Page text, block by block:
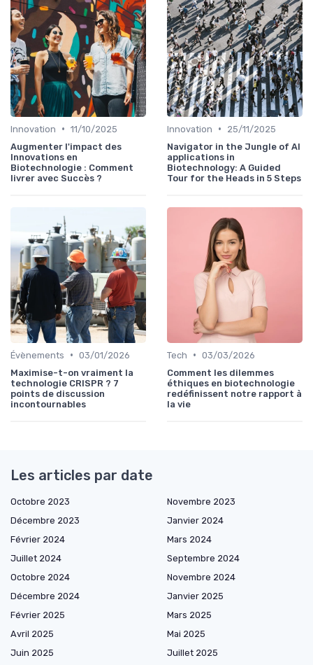
Innovation • 11/10/2025
Augmenter l'impact des
Innovations en
Biotechnologie : Comment
livrer avec Succès ?
Innovation •
25/11/2025
Navigator in the Jungle of AI
applications in
Biotechnology: A Guided
Tour for the Heads in 5 Steps
Évènements • 03/01/2026
Maximise-t-on vraiment la
technologie CRISPR ? 7
points de discussion
incontournables
Tech • 03/03/2026
Comment les dilemmes
éthiques en biotechnologie
redéfinissent notre rapport à
la vie
Les articles par date
Octobre 2023
Novembre 2023
Décembre 2023
Janvier 2024
Février 2024
Mars 2024
Juillet 2024
Septembre 2024
Octobre 2024
Novembre 2024
Décembre 2024
Janvier 2025
Février 2025
Mars 2025
Avril 2025
Mai 2025
Juin 2025
Juillet 2025